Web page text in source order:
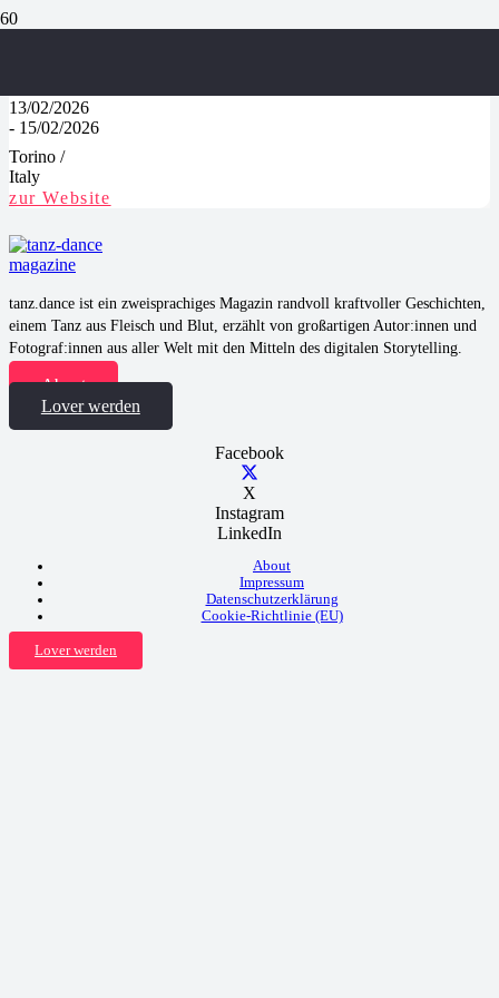
13/02/2026
- 15/02/2026
Torino /
Italy
zur Website
tanz.dance ist ein zweisprachiges Magazin randvoll kraftvoller Geschichten,
einem Tanz aus Fleisch und Blut, erzählt von großartigen Autor:innen und
Fotograf:innen aus aller Welt mit den Mitteln des digitalen Storytelling.
About
Lover werden
Facebook
X
Instagram
LinkedIn
About
Impressum
Datenschutzerklärung
Cookie-Richtlinie (EU)
Lover werden